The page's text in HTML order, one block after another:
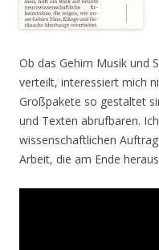
Ob das Gehirn Musik und
verteilt, interessiert mich
Großpakete so gestaltet
und Texten abrufbaren.
wissenschaftlichen
Arbeit, die am Ende